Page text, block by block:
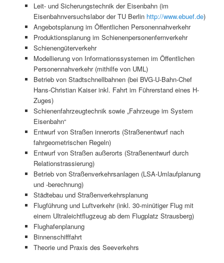
Leit- und Sicherungstechnik der Eisenbahn (im
Eisenbahnversuchslabor der TU Berlin http://www.ebuef.de)
Angebotsplanung im Öffentlichen Personennahverkehr
Produktionsplanung im Schienenpersonenfernverkehr
Schienengüterverkehr
Modellierung von Informationssystemen im Öffentlichen
Personennahverkehr (mithilfe von UML)
Betrieb von Stadtschnellbahnen (bei BVG-U-Bahn-Chef
Hans-Christian Kaiser inkl. Fahrt im Führerstand eines H-
Zuges)
Schienenfahrzeugtechnik sowie „Fahrzeuge im System
Eisenbahn“
Entwurf von Straßen innerorts (Straßenentwurf nach
fahrgeometrischen Regeln)
Entwurf von Straßen außerorts (Straßenentwurf durch
Relationstrassierung)
Betrieb von Straßenverkehrsanlagen (LSA-Umlaufplanung
und -berechnung)
Städtebau und Straßenverkehrsplanung
Flugführung und Luftverkehr (inkl. 30-minütiger Flug mit
einem Ultraleichtflugzeug ab dem Flugplatz Strausberg)
Flughafenplanung
Binnenschifffahrt
Theorie und Praxis des Seeverkehrs